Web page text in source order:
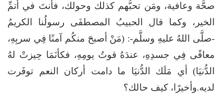
صحَّة وعافية، ومَن تحبُّهم كذلك وحولك، فأنتَ في أتمِّ
الخير، وكما قال الحبيبُ المصطفَى رسولُنا الكريمُ
-صلَّى اللهُ عليهِ وسلَّم-: (مَنْ أصبحَ منكُم آمنًا فِي سربِهِ،
معافًى فِي جسدِهِ، عندَهُ قوتُ يومِهِ، فكأنَمَا حِيزتْ لهُ
الدُّنيَا) أي مَلَك الدُّنيَا ما دامت أركان النعم توفَرت
لديه.وأخيرًا، كيف حالك؟